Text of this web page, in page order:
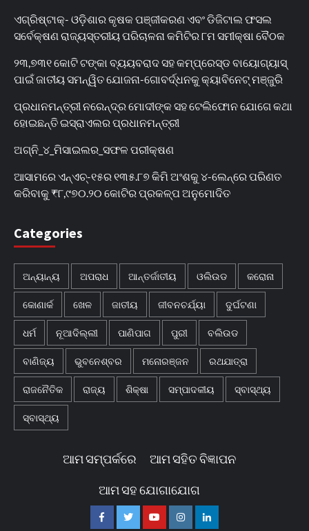
ଏଗ୍ରିଷ୍ଟାକ୍‌- ଓଡ଼ିଶାର କୃଷକ ପଞ୍ଜୀକରଣ ଏବଂ ଡିଜିଟାଲ ଫସଲ
ସର୍ବେକ୍ଷଣ ରାଜ୍ୟସ୍ତରୀୟ ପରିଚାଳନା କମିଟିର ୮ମ ସମୀକ୍ଷା ବୈଠକ
୨୩,୭୩୧ କୋଟି ଟଙ୍କା ବ୍ୟୟବରାଦ ସହ କମ୍ପ୍ରେସ୍ଡ ବାୟୋଗ୍ୟାସ୍
ପାଇଁ ଜାତୀୟ ସମନ୍ୱିତ ଯୋଜନା-ଗୋବର୍ଦ୍ଧନକୁ କ୍ୟାବିନେଟ୍‌ ମଞ୍ଜୁରି
ପ୍ରଧାନମନ୍ତ୍ରୀ ନରେନ୍ଦ୍ର ମୋଦୀଙ୍କ ସହ ଟେଲିଫୋନ ଯୋଗେ କଥା
ହୋଇଛନ୍ତି ଇସ୍ରାଏଲର ପ୍ରଧାନମନ୍ତ୍ରୀ
ଅଗ୍ନି_୪_ମିସାଇଲର_ସଫଳ ପରୀକ୍ଷଣ
ଆସାମରେ ଏନ୍ଏଚ୍-୧୫ର ୧୩୫.୮୭ କିମି ଅଂଶକୁ ୪-ଲେନ୍‌ରେ ପରିଣତ
କରିବାକୁ ₹୮,୯୭୦.୨୦ କୋଟିର ପ୍ରକଳ୍ପ ଅନୁମୋଦିତ
Categories
ଅନ୍ୟାନ୍ୟ ଅପରାଧ ଆନ୍ତର୍ଜାତୀୟ ଓଲିଉଡ କରୋନା
କୋଣାର୍କ ଖେଳ ଜାତୀୟ ଜୀବନଚର୍ଯ୍ୟା ଦୁର୍ଘଟଣା
ଧର୍ମ ନୂଆଦିଲ୍ଲୀ ପାଣିପାଗ ପୁରୀ ବଲିଉଡ
ବାଣିଜ୍ୟ ଭୁବନେଶ୍ବର ମନୋରଞ୍ଜନ ରଥଯାତ୍ରା
ରାଜନୈତିକ ରାଜ୍ୟ ଶିକ୍ଷା ସମ୍ପାଦକୀୟ ସ୍ବାସ୍ଥ୍ୟ
ସ୍ବାସ୍ଥ୍ୟ
ଆମ ସମ୍ପର୍କରେ ଆମ ସହିତ ବିଜ୍ଞାପନ
ଆମ ସହ ଯୋଗାଯୋଗ
FacebookTwitterYoutubeInstagramLinkedin